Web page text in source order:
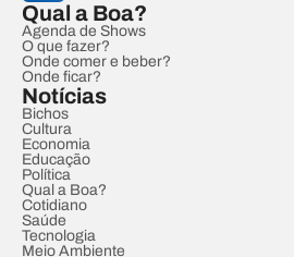
Qual a Boa?
Agenda de Shows
O que fazer?
Onde comer e beber?
Onde ficar?
Notícias
Bichos
Cultura
Economia
Educação
Política
Qual a Boa?
Cotidiano
Saúde
Tecnologia
Meio Ambiente